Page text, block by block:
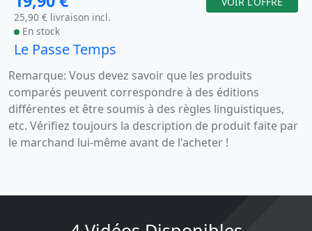
25,90 € livraison incl.
En stock
Le Passe Temps
Remarque: Vous devez savoir que les produits
comparés peuvent correspondre à des éditions
différentes et être soumis à des règles linguistiques,
etc. Vérifiez toujours la description de produit faite par
le marchand lui-même avant de l'acheter !